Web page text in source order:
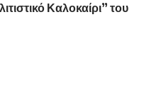
Καλοκαίρι” του